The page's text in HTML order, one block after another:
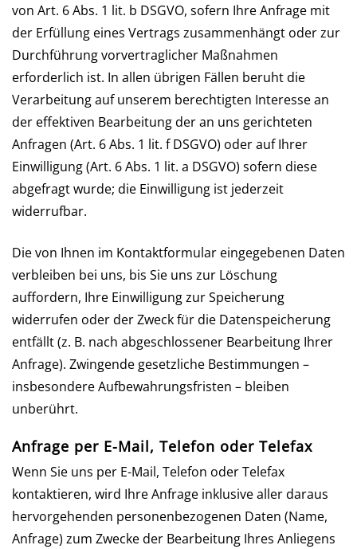
von Art. 6 Abs. 1 lit. b DSGVO, sofern Ihre Anfrage mit
der Erfüllung eines Vertrags zusammenhängt oder zur
Durchführung vorvertraglicher Maßnahmen
erforderlich ist. In allen übrigen Fällen beruht die
Verarbeitung auf unserem berechtigten Interesse an
der effektiven Bearbeitung der an uns gerichteten
Anfragen (Art. 6 Abs. 1 lit. f DSGVO) oder auf Ihrer
Einwilligung (Art. 6 Abs. 1 lit. a DSGVO) sofern diese
abgefragt wurde; die Einwilligung ist jederzeit
widerrufbar.
Die von Ihnen im Kontaktformular eingegebenen Daten
verbleiben bei uns, bis Sie uns zur Löschung
auffordern, Ihre Einwilligung zur Speicherung
widerrufen oder der Zweck für die Datenspeicherung
entfällt (z. B. nach abgeschlossener Bearbeitung Ihrer
Anfrage). Zwingende gesetzliche Bestimmungen –
insbesondere Aufbewahrungsfristen – bleiben
unberührt.
Anfrage per E-Mail, Telefon oder Telefax
Wenn Sie uns per E-Mail, Telefon oder Telefax
kontaktieren, wird Ihre Anfrage inklusive aller daraus
hervorgehenden personenbezogenen Daten (Name,
Anfrage) zum Zwecke der Bearbeitung Ihres Anliegens